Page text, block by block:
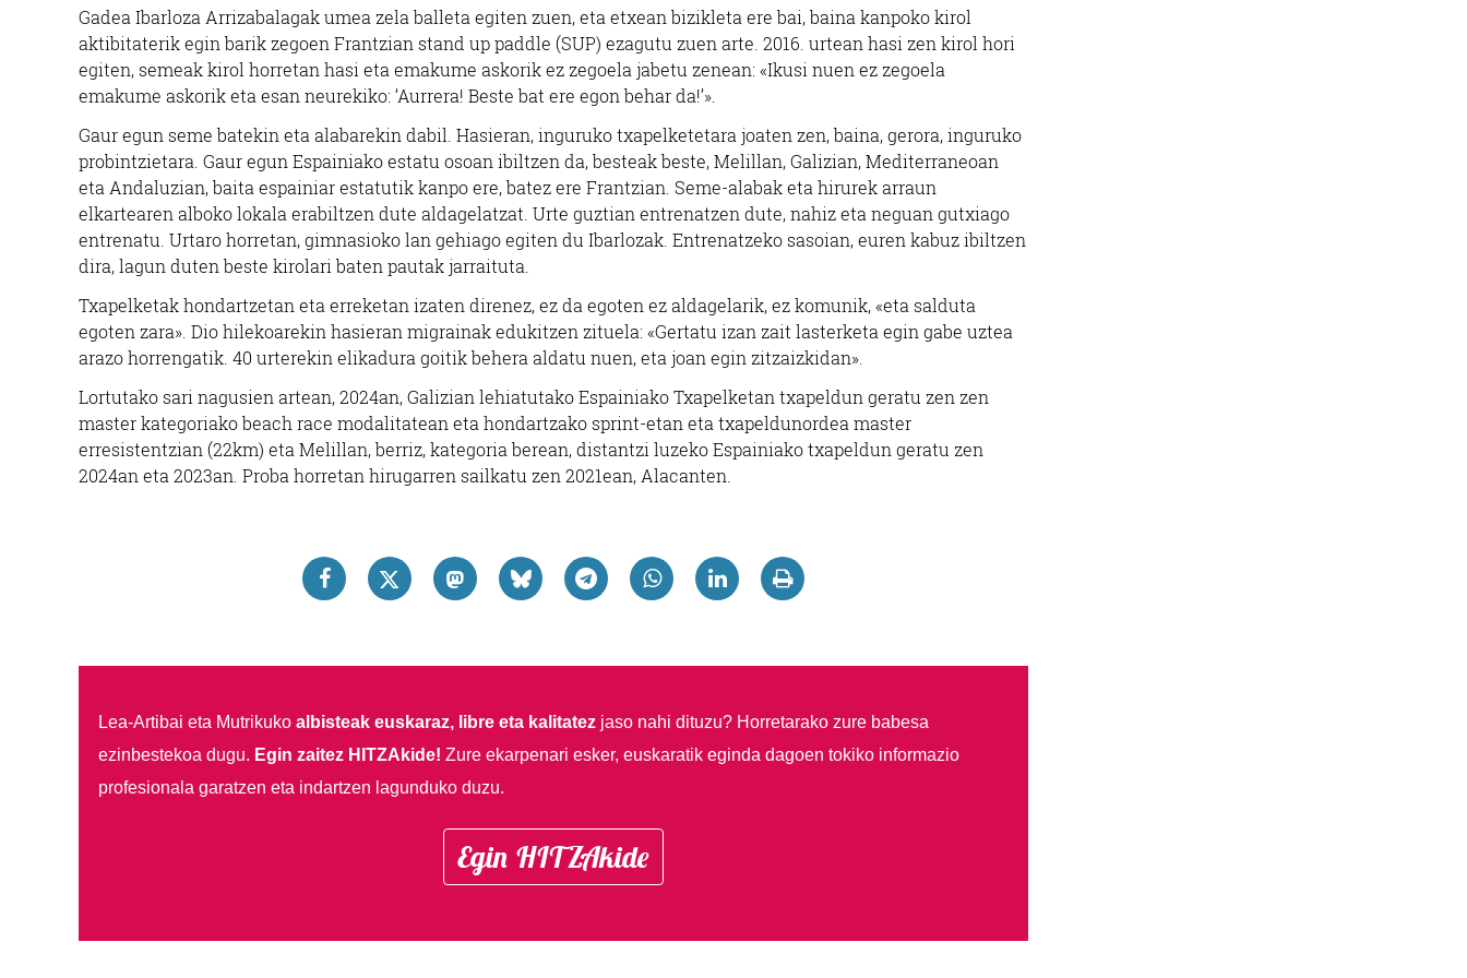
Gadea Ibarloza Arrizabalagak umea zela balleta egiten zuen, eta etxean bizikleta ere bai, baina kanpoko kirol
aktibitaterik egin barik zegoen Frantzian stand up paddle (SUP) ezagutu zuen arte. 2016. urtean hasi zen kirol hori
egiten, semeak kirol horretan hasi eta emakume askorik ez zegoela jabetu zenean: «Ikusi nuen ez zegoela
emakume askorik eta esan neurekiko: ‘Aurrera! Beste bat ere egon behar da!’».
Gaur egun seme batekin eta alabarekin dabil. Hasieran, inguruko txapelketetara joaten zen, baina, gerora, inguruko
probintzietara. Gaur egun Espainiako estatu osoan ibiltzen da, besteak beste, Melillan, Galizian, Mediterraneoan
eta Andaluzian, baita espainiar estatutik kanpo ere, batez ere Frantzian. Seme-alabak eta hirurek arraun
elkartearen alboko lokala erabiltzen dute aldagelatzat. Urte guztian entrenatzen dute, nahiz eta neguan gutxiago
entrenatu. Urtaro horretan, gimnasioko lan gehiago egiten du Ibarlozak. Entrenatzeko sasoian, euren kabuz ibiltzen
dira, lagun duten beste kirolari baten pautak jarraituta.
Txapelketak hondartzetan eta erreketan izaten direnez, ez da egoten ez aldagelarik, ez komunik, «eta salduta
egoten zara». Dio hilekoarekin hasieran migrainak edukitzen zituela: «Gertatu izan zait lasterketa egin gabe uztea
arazo horrengatik. 40 urterekin elikadura goitik behera aldatu nuen, eta joan egin zitzaizkidan».
Lortutako sari nagusien artean, 2024an, Galizian lehiatutako Espainiako Txapelketan txapeldun geratu zen zen
master kategoriako beach race modalitatean eta hondartzako sprint-etan eta txapeldunordea master
erresistentzian (22km) eta Melillan, berriz, kategoria berean, distantzi luzeko Espainiako txapeldun geratu zen
2024an eta 2023an. Proba horretan hirugarren sailkatu zen 2021ean, Alacanten.
Lea-Artibai eta Mutrikuko albisteak euskaraz, libre eta kalitatezjaso nahi dituzu? Horretarako zure babesa
ezinbestekoa dugu. Egin zaitez HITZAkide! Zure ekarpenari esker, euskaratik eginda dagoen tokiko informazio
profesionala garatzen eta indartzen lagunduko duzu.
Egin HITZAkide